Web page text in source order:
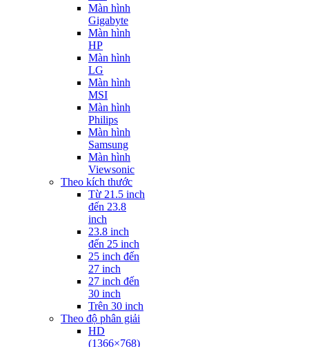
Màn hình
Gigabyte
Màn hình
HP
Màn hình
LG
Màn hình
MSI
Màn hình
Philips
Màn hình
Samsung
Màn hình
Viewsonic
Theo kích thước
Từ 21.5 inch
đến 23.8
inch
23.8 inch
đến 25 inch
25 inch đến
27 inch
27 inch đến
30 inch
Trên 30 inch
Theo độ phân giải
HD
(1366×768)